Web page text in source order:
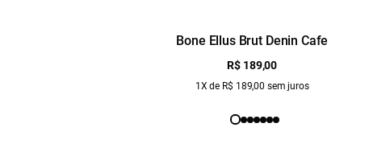
Bone Ellus Brut Denin Cafe
R$ 189,00
1X de R$ 189,00 sem juros